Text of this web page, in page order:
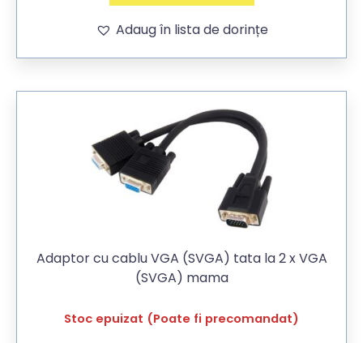
Adaug în lista de dorințe
Adaptor cu cablu VGA (SVGA) tata la 2 x VGA
(SVGA) mama
Stoc epuizat (Poate fi precomandat)